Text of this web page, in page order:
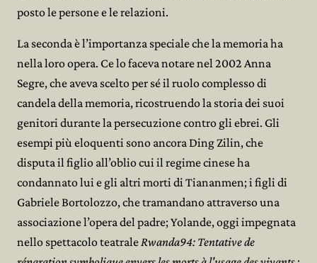
posto le persone e le relazioni.
La seconda è l’importanza speciale che la memoria ha
nella loro opera. Ce lo faceva notare nel 2002 Anna
Segre, che aveva scelto per sé il ruolo complesso di
candela della memoria, ricostruendo la storia dei suoi
genitori durante la persecuzione contro gli ebrei. Gli
esempi più eloquenti sono ancora Ding Zilin, che
disputa il figlio all’oblio cui il regime cinese ha
condannato lui e gli altri morti di Tiananmen; i figli di
Gabriele Bortolozzo, che tramandano attraverso una
associazione l’opera del padre; Yolande, oggi impegnata
nello spettacolo teatraleRwanda94: Tentative de